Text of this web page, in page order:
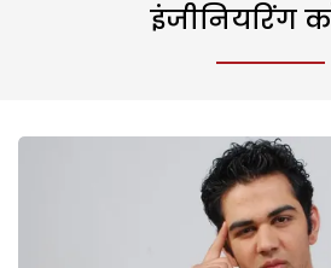
इंजीनियरिंग